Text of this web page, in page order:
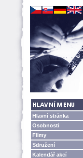
Hlavní stránka
Osobnosti
Filmy
Sdružení
Kalendář akcí